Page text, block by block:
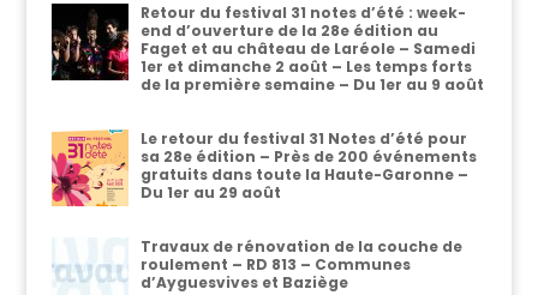
Retour du festival 31 notes d’été : week-
end d’ouverture de la 28e édition au
Faget et au château de Laréole – Samedi
1er et dimanche 2 août – Les temps forts
de la première semaine – Du 1er au 9 août
Le retour du festival 31 Notes d’été pour
sa 28e édition – Près de 200 événements
gratuits dans toute la Haute-Garonne –
Du 1er au 29 août
Travaux de rénovation de la couche de
roulement – RD 813 – Communes
d’Ayguesvives et Baziège